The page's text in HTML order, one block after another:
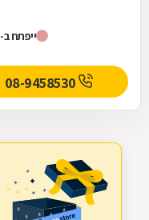
ייפתח ב-9:30
08-9458530